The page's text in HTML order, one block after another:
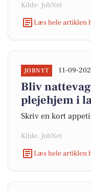
Kilde: JobNet
Læs hele artiklen
JOBNYT 11-09-
Bliv
plejehjem i
Skriv en kort
Kilde: JobNet
Læs hele artiklen